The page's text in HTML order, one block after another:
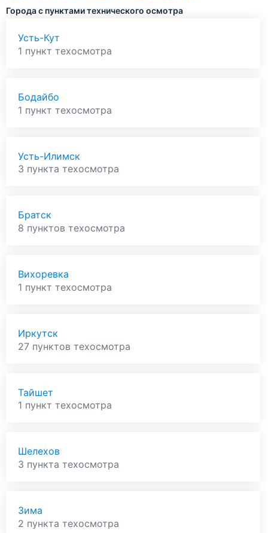
Города с пунктами технического осмотра
Усть-Кут
1 пункт техосмотра
Бодайбо
1 пункт техосмотра
Усть-Илимск
3 пункта техосмотра
Братск
8 пунктов техосмотра
Вихоревка
1 пункт техосмотра
Иркутск
27 пунктов техосмотра
Тайшет
1 пункт техосмотра
Шелехов
3 пункта техосмотра
Зима
2 пункта техосмотра